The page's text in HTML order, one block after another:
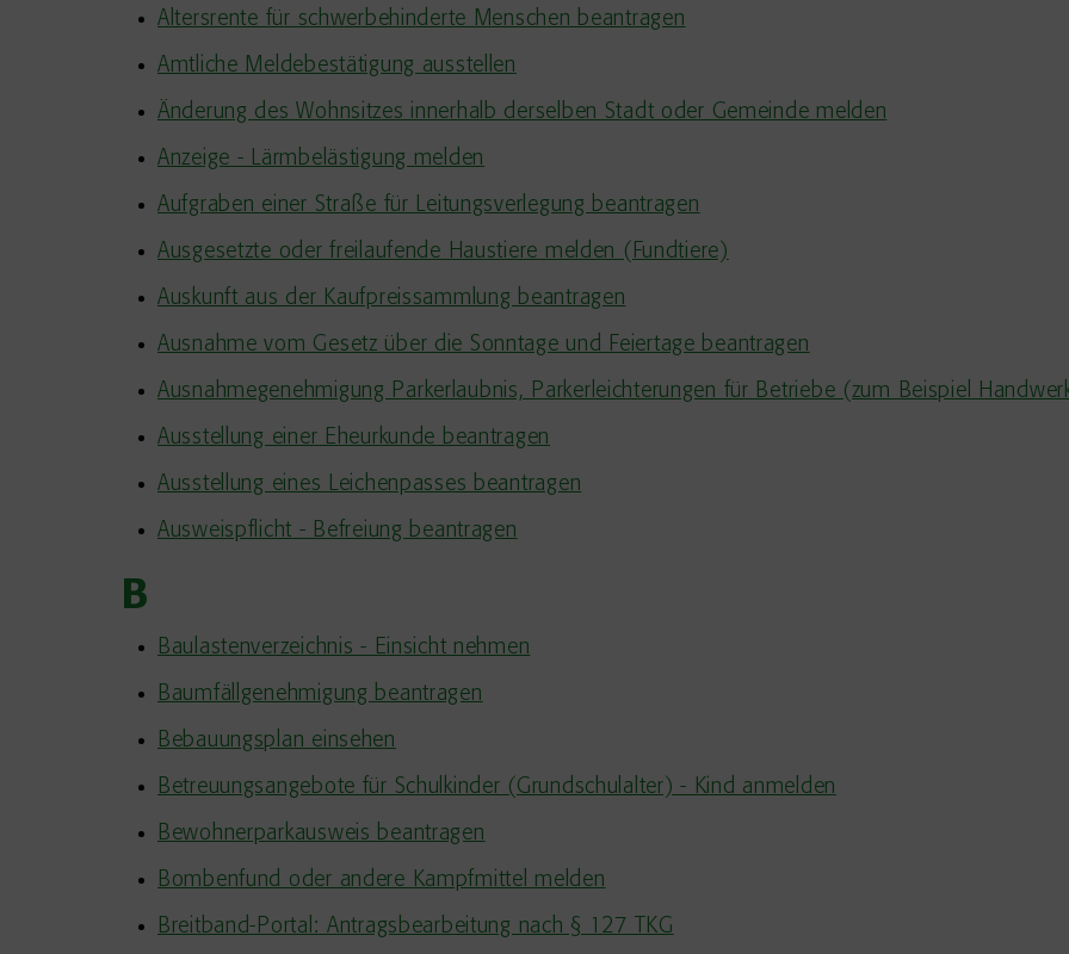
Altersrente für schwerbehinderte Menschen beantragen
Amtliche Meldebestätigung ausstellen
Änderung des Wohnsitzes innerhalb derselben Stadt oder Gemeinde melden
Anzeige - Lärmbelästigung melden
Aufgraben einer Straße für Leitungsverlegung beantragen
Ausgesetzte oder freilaufende Haustiere melden (Fundtiere)
Auskunft aus der Kaufpreissammlung beantragen
Ausnahme vom Gesetz über die Sonntage und Feiertage beantragen
Ausnahmegenehmigung Parkerlaubnis, Parkerleichterungen für Betriebe (zum Beispiel
Ausstellung einer Eheurkunde beantragen
Ausstellung eines Leichenpasses beantragen
Ausweispflicht - Befreiung beantragen
B
Baulastenverzeichnis - Einsicht nehmen
Baumfällgenehmigung beantragen
Bebauungsplan einsehen
Betreuungsangebote für Schulkinder (Grundschulalter) - Kind anmelden
Bewohnerparkausweis beantragen
Bombenfund oder andere Kampfmittel melden
Breitband-Portal: Antragsbearbeitung nach § 127 TKG